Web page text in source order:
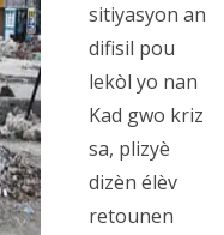
sitiyasyon an
difisil pou
lekòl yo nan
Kad gwo kriz
sa, plizyè
dizèn élèv
retounen